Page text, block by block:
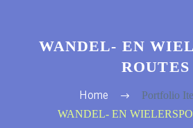
WANDEL- EN
ROUTES
Home
Portfolio
WANDEL- EN